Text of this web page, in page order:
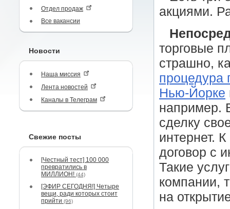
Отдел продаж
Все вакансии
Новости
Наша миссия
Лента новостей
Каналы в Телеграм
Свежие посты
[Честный тест] 100 000
превратились в
МИЛЛИОН! (44)
[ЭФИР СЕГОДНЯ!] Четыре
вещи, ради которых стоит
прийти (96)
акциями.
торговые
страшно,
процедура
Нью-Йорке
например.
сделку
интернет.
договор с
Такие
компании,
на